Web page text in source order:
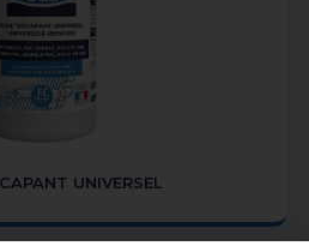
UNIVERSEL